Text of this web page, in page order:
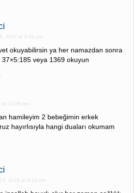
2017 at 4:59 pm
okuyabilirsin ya her namazdan sonra
37×5:185 veya 1369 okuyun
at 12:09 pm
hamileyim 2 bebeğimin erkek
hayırlısıyla hangi duaları okumam
2016 at 9:23 pm